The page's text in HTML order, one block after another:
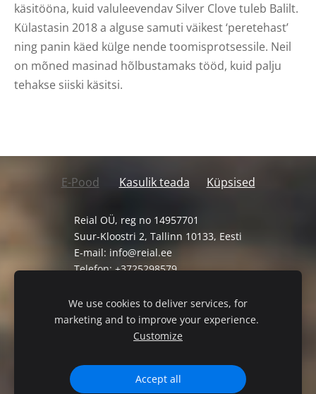
käsitööna, kuid valuleevendav Silver Clove tuleb Balilt.
Külastasin 2018 a alguse samuti väikest ‘peretehast’
ning panin käed külge nende toomisprotsessile. Neil
on mõned masinad hõlbustamaks tööd, kuid palju
tehakse siiski käsitsi.
E-Pood Kasulik teada Küpsised
Reial OÜ, reg no 14957701
Suur-Kloostri 2, Tallinn 10133, Eesti
E-mail: info@reial.ee
Telefon: +3725298579
Müügi-ja tagastustingimused
Privaatsuspoliitika
We use cookies to deliver services, for
marketing and to improve your experience.
Customize
Accept all